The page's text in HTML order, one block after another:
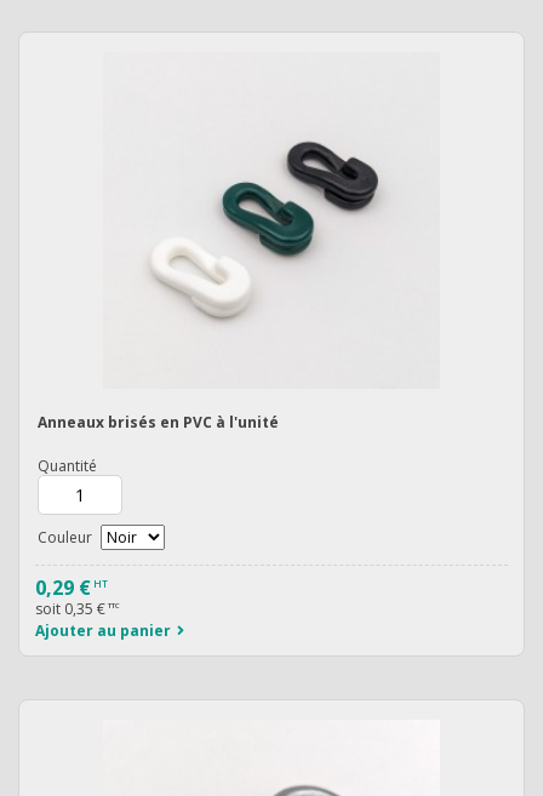
Anneaux brisés en PVC à l'unité
Quantité
Couleur
0,29 € HT
soit 0,35 € TTC
Ajouter au panier